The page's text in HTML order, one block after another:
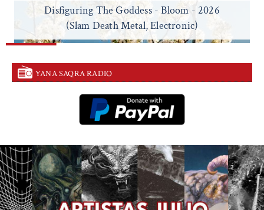
Disfiguring The Goddess - Bloom - 2026
(Slam Death Metal, Electronic)
YANA SAQRA RADIO